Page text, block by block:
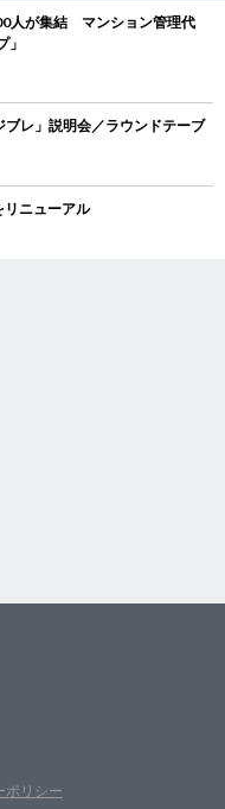
人が集結 マンション管理代
」
レ」説明会／ラウンドテーブ
ニューアル
ポリシー